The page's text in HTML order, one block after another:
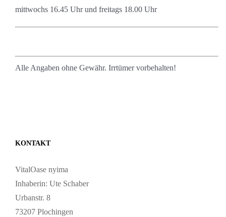
mittwochs 16.45 Uhr und freitags 18.00 Uhr
Alle Angaben ohne Gewähr. Irrtümer vorbehalten!
KONTAKT
VitalOase nyima
Inhaberin: Ute Schaber
Urbanstr. 8
73207 Plochingen